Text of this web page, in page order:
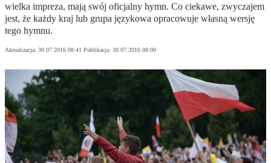
wielka impreza, mają swój oficjalny hymn. Co ciekawe, zwyczajem
jest, że każdy kraj lub grupa językowa opracowuje własną wersję
tego hymnu.
Aktualizacja: 30.07.2016 08:41 Publikacja: 30.07.2016 08:00